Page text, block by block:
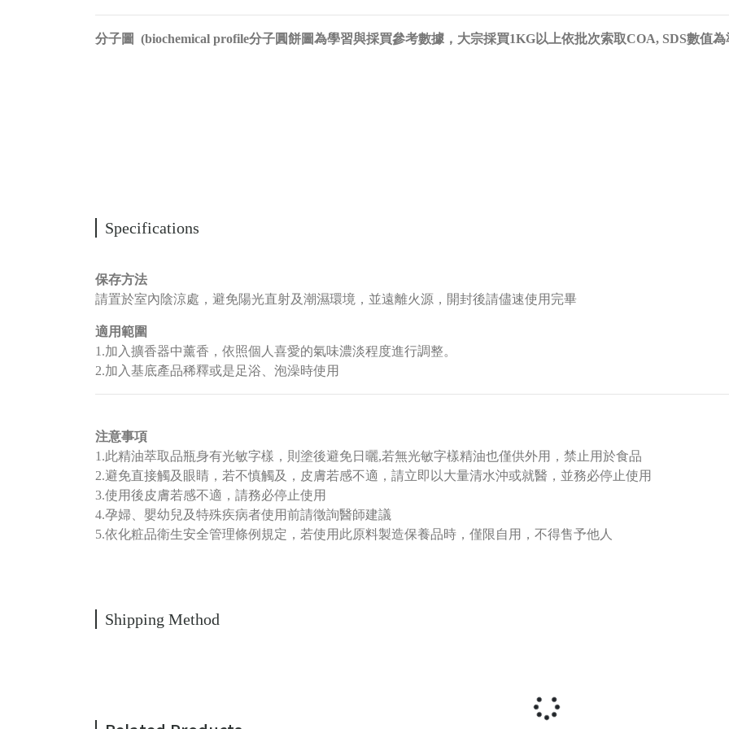
分子圖 (biochemical profile分子圓餅圖為學習與採買參考數據，大宗採買1KG以上依批次索取COA, SDS數值為
Specifications
保存方法
請置於室內陰涼處，避免陽光直射及潮濕環境，並遠離火源，開封後請儘速使用完畢
適用範圍
1.加入擴香器中薰香，依照個人喜愛的氣味濃淡程度進行調整。
2.加入基底產品稀釋或是足浴、泡澡時使用
注意事項
1.此精油萃取品瓶身有光敏字樣，則塗後避免日曬,若無光敏字樣精油也僅供外用，禁止用於食品
2.避免直接觸及眼睛，若不慎觸及，皮膚若感不適，請立即以大量清水沖或就醫，並務必停止使用
3.使用後皮膚若感不適，請務必停止使用
4.孕婦、嬰幼兒及特殊疾病者使用前請徵詢醫師建議
5.依化粧品衛生安全管理條例規定，若使用此原料製造保養品時，僅限自用，不得售予他人
Shipping Method